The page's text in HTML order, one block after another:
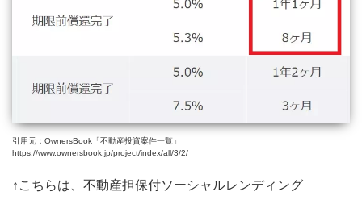
引用元：OwnersBook「不動産投資案件一覧」
https://www.ownersbook.jp/project/index/all/3/2/
↑こちらは、不動産担保付ソーシャルレンディング